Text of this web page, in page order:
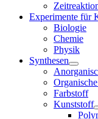
Experimente für
Biologie
Chemie
Physik
Synthesen
Farbstoff
Kunststoff